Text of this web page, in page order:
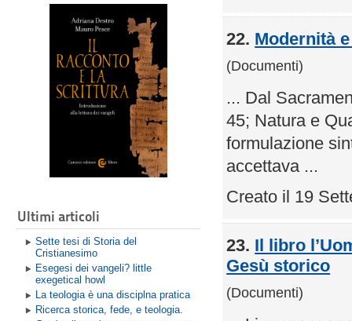
Ultimi articoli
Sette tesi di Storia del
Cristianesimo
Esegesi dei vangeli? little
exegetical howl
La teologia è una disciplna pratica
Ricerca storica, fede, e teologia.
22. Modernità
(Documenti)
... Dal
45; Natura e
formulazione
accettava ...
Creato il 19
23. Il libro
Gesù storico
(Documenti)